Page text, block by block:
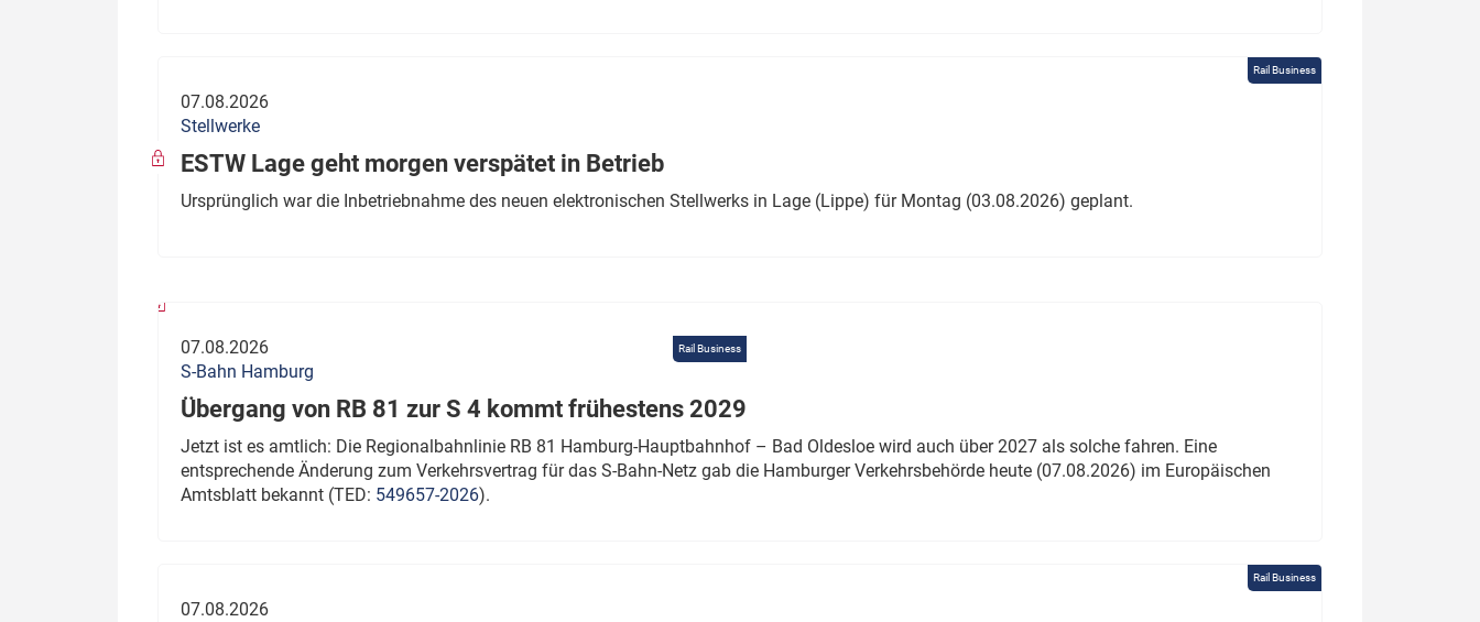
Thema des Monats
Dossier: Generalsanierung
Dossier: ETCS
Rail Business
07.08.2026
Stellwerke
ESTW Lage geht morgen verspätet in Betrieb
Ursprünglich war die Inbetriebnahme des neuen elektronischen Stellwerks in Lage (Lippe) für Montag (03.08.2026) geplant.
Rail Business
07.08.2026
S-Bahn Hamburg
Übergang von RB 81 zur S 4 kommt frühestens 2029
Jetzt ist es amtlich: Die Regionalbahnlinie RB 81 Hamburg-Hauptbahnhof – Bad Oldesloe wird auch über 2027 als solche fahren. Eine
entsprechende Änderung zum Verkehrsvertrag für das S-Bahn-Netz gab die Hamburger Verkehrsbehörde heute (07.08.2026) im Europäischen
Amtsblatt bekannt (TED: 549657-2026).
Rail Business
07.08.2026